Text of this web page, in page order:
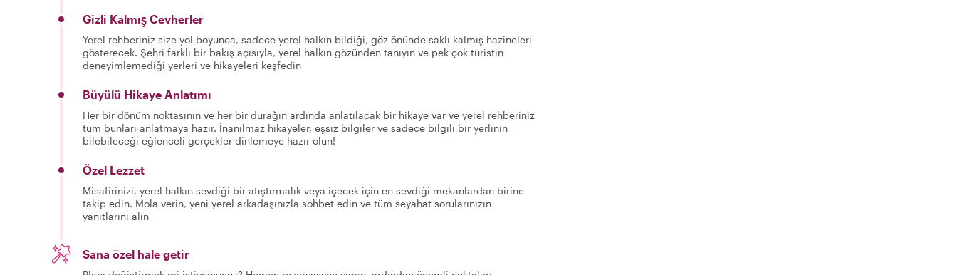
Gizli Kalmış Cevherler
Yerel rehberiniz size yol boyunca, sadece yerel halkın bildiği, göz önünde saklı kalmış hazineleri
gösterecek. Şehri farklı bir bakış açısıyla, yerel halkın gözünden tanıyın ve pek çok turistin
deneyimlemediği yerleri ve hikayeleri keşfedin
Büyülü Hikaye Anlatımı
Her bir dönüm noktasının ve her bir durağın ardında anlatılacak bir hikaye var ve yerel rehberiniz
tüm bunları anlatmaya hazır. İnanılmaz hikayeler, eşsiz bilgiler ve sadece bilgili bir yerlinin
bilebileceği eğlenceli gerçekler dinlemeye hazır olun!
Özel Lezzet
Misafirinizi, yerel halkın sevdiği bir atıştırmalık veya içecek için en sevdiği mekanlardan birine
takip edin. Mola verin, yeni yerel arkadaşınızla sohbet edin ve tüm seyahat sorularınızın
yanıtlarını alın
Sana özel hale getir